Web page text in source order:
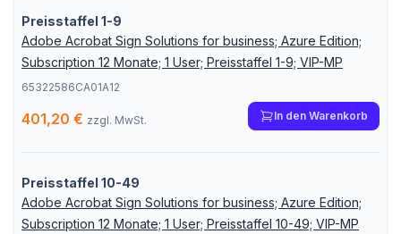
Preisstaffel 1-9
Adobe Acrobat Sign Solutions for business; Azure Edition;
Subscription 12 Monate; 1 User; Preisstaffel 1-9; VIP-MP
65322586CA01A12
401,20 € zzgl. MwSt. In den Warenkorb
Preisstaffel 10-49
Adobe Acrobat Sign Solutions for business; Azure Edition;
Subscription 12 Monate; 1 User; Preisstaffel 10-49; VIP-MP